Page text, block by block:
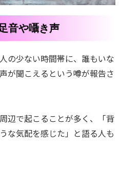
音や囁き声
の少ない時間帯に、誰もいな
が聞こえるという噂が報告さ
辺で起こることが多く、「背
な気配を感じた」と語る人も